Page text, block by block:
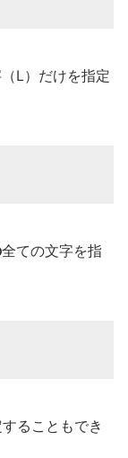
L）だけを指定
全ての文字を指
ることもでき